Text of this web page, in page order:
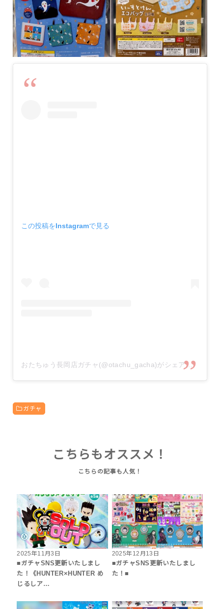
この投稿をInstagramで見る
おたちゅう長岡店ガチャ(@otachu_gacha)がシェアした投稿
ガチャ
こちらもオススメ！
2025年11月3日
■ガチャSNS更新いたしまし
た！《HUNTER×HUNTER め
じるしア…
2025年12月13日
■ガチャSNS更新いたしまし
た！■